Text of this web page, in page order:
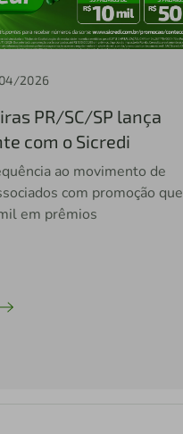
2026
PR/SC/SP lança
com o Sicredi
ao movimento de
com promoção que
em prêmios